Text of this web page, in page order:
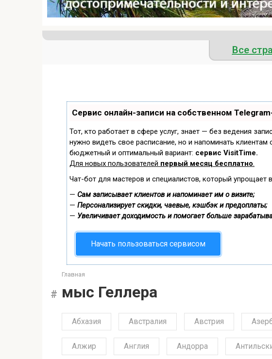
Все
Сервис онлайн-записи на собственном
Тот, кто работает в сфере услуг, знает — без ведения
нужно видеть свое расписание, но и напоминать
бюджетный и оптимальный вариант: сервис VisitTime.
Для новых пользователей первый месяц бесплатно.
Чат-бот для мастеров и специалистов, который упрощает
— Сам записывает клиентов и напоминает им о визите;
— Персонализирует скидки, чаевые, кэшбэк и предоплаты;
— Увеличивает доходимость и помогает больше
Начать пользоваться сервисом
Главная
мыс Геллера
Абхазия Австралия Австрия
Алжир Англия Андорра